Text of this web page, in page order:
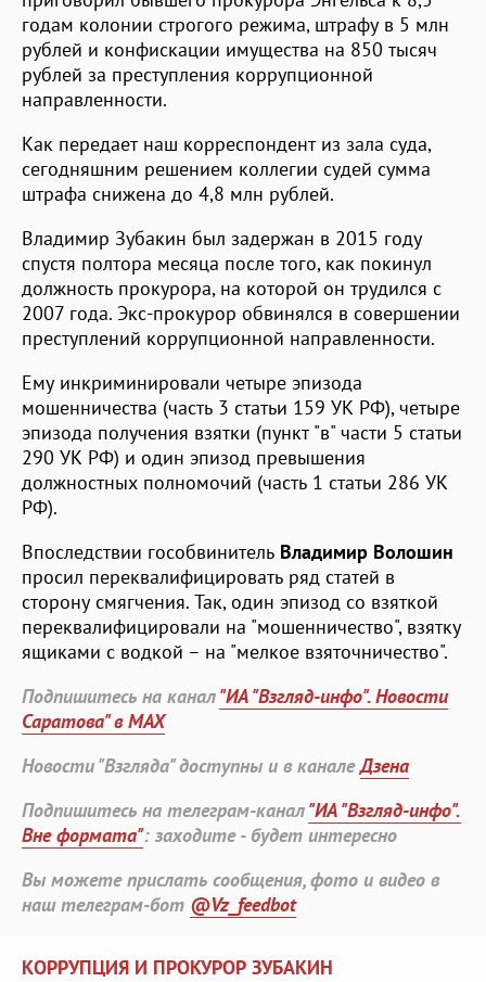
годам колонии строгого режима, штрафу в 5 млн
рублей и конфискации имущества на 850 тысяч
рублей за преступления коррупционной
направленности.
Как передает наш корреспондент из зала суда,
сегодняшним решением коллегии судей сумма
штрафа снижена до 4,8 млн рублей.
Владимир Зубакин был задержан в 2015 году
спустя полтора месяца после того, как покинул
должность прокурора, на которой он трудился с
2007 года. Экс-прокурор обвинялся в совершении
преступлений коррупционной направленности.
Ему инкриминировали четыре эпизода
мошенничества (часть 3 статьи 159 УК РФ), четыре
эпизода получения взятки (пункт "в" части 5 статьи
290 УК РФ) и один эпизод превышения
должностных полномочий (часть 1 статьи 286 УК
РФ).
Впоследствии гособвинитель Владимир Волошин
просил переквалифицировать ряд статей в
сторону смягчения. Так, один эпизод со взяткой
переквалифицировали на "мошенничество", взятку
ящиками с водкой – на "мелкое взяточничество".
Подпишитесь на канал"ИА "Взгляд-инфо". Новости
Саратова" в MAX
Новости "Взгляда" доступны и в каналеДзена
Подпишитесь на телеграм-канал"ИА "Взгляд-инфо".
Вне формата": заходите - будет интересно
Вы можете прислать сообщения, фото и видео в
наш телеграм-бот @Vz_feedbot
КОРРУПЦИЯ И ПРОКУРОР ЗУБАКИН